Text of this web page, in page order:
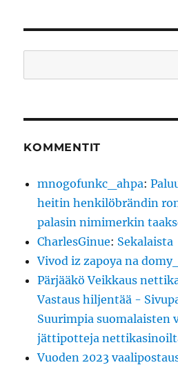
KOMMENTIT
mnogofunkc_ahpa:
heitin henkilöbrändin
palasin nimimerkin
CharlesGinue: Sekalaista
Vivod iz zapoya na
Pärjääkö Veikkaus
Vastaus hiljentää -
Suurimpia suomalaisten
jättipotteja
Vuoden 2023